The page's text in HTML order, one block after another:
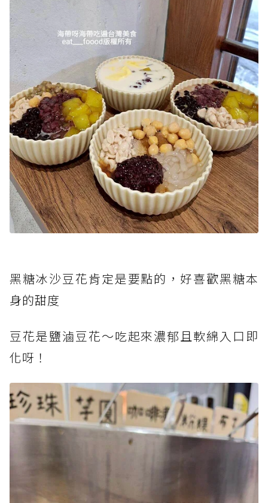
黑糖冰沙豆花肯定是要點的，好喜歡黑糖本
身的甜度
豆花是鹽滷豆花～吃起來濃郁且軟綿入口即
化呀！